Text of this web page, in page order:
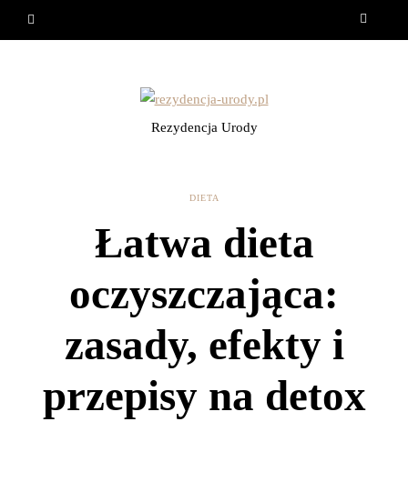
Rezydencja Urody
DIETA
Łatwa dieta
oczyszczająca:
zasady, efekty i
przepisy na detox